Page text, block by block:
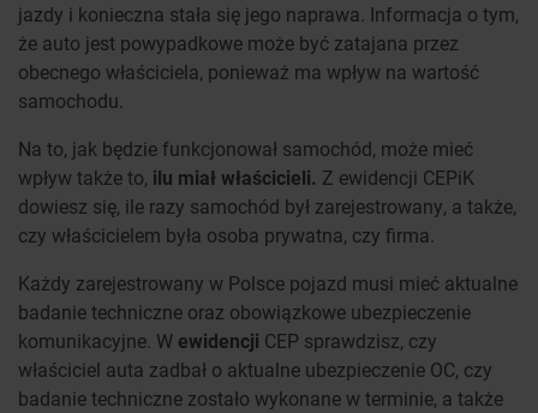
jazdy i konieczna stała się jego naprawa. Informacja o tym,
że auto jest powypadkowe może być zatajana przez
obecnego właściciela, ponieważ ma wpływ na wartość
samochodu.
Na to, jak będzie funkcjonował samochód, może mieć
wpływ także to, ilu miał właścicieli. Z ewidencji CEPiK
dowiesz się, ile razy samochód był zarejestrowany, a także,
czy właścicielem była osoba prywatna, czy firma.
Każdy zarejestrowany w Polsce pojazd musi mieć aktualne
badanie techniczne oraz obowiązkowe ubezpieczenie
komunikacyjne. W ewidencji CEP sprawdzisz, czy
właściciel auta zadbał o aktualne ubezpieczenie OC, czy
badanie techniczne zostało wykonane w terminie, a także